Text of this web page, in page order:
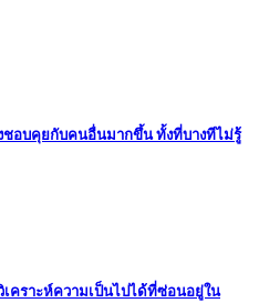
ชอบคุยกับคนอื่นมากขึ้น ทั้งที่บางทีไม่รู้
เคราะห์ความเป็นไปได้ที่ซ่อนอยู่ใน